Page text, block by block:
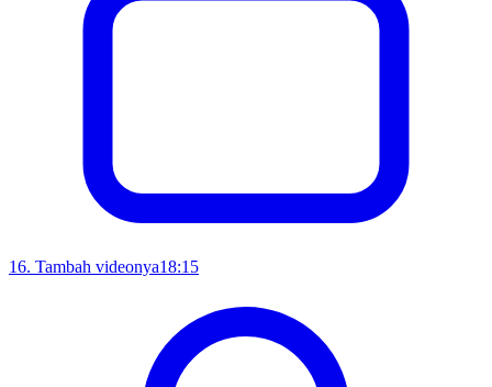
16. Tambah videonya18:15